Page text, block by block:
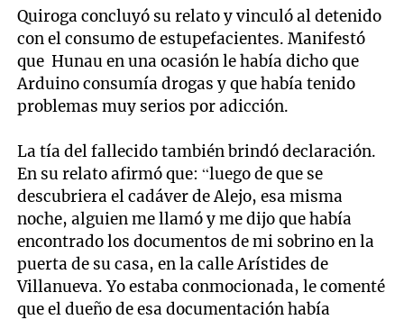
Quiroga concluyó su relato y vinculó al detenido
con el consumo de estupefacientes. Manifestó
que Hunau en una ocasión le había dicho que
Arduino consumía drogas y que había tenido
problemas muy serios por adicción.
La tía del fallecido también brindó declaración.
En su relato afirmó que: “luego de que se
descubriera el cadáver de Alejo, esa misma
noche, alguien me llamó y me dijo que había
encontrado los documentos de mi sobrino en la
puerta de su casa, en la calle Arístides de
Villanueva. Yo estaba conmocionada, le comenté
que el dueño de esa documentación había